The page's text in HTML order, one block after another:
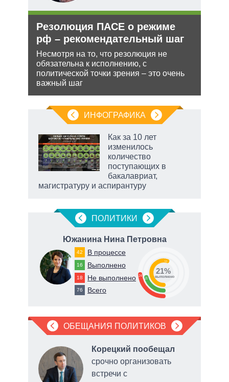
Резолюция ПАСЕ о режиме
рф – рекомендательный шаг
Несмотря на то, что резолюция не
обязательна к исполнению, с
политической точки зрения – это очень
важный шаг
ИНФОГРАФИКА
Как за 10 лет
изменилось
количество
поступающих в
бакалавриат,
магистратуру и аспирантуру
ПОЛИТИКИ
Южанина Нина Петровна
42 В процессе
16 Выполнено
18 Не выполнено
76 Всего
24
21
55
21%
выполнено
ОБЕЩАНИЯ ПОЛИТИКОВ
Корецкий пообещал
срочно организовать
встречи с